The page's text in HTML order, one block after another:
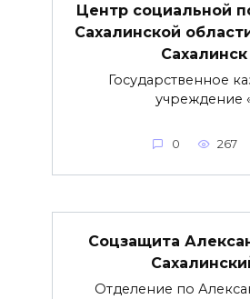
Центр социальной
Сахалинской
Сахалинск
Государственное
учреждение
0 267
Соцзащита
Отделение по